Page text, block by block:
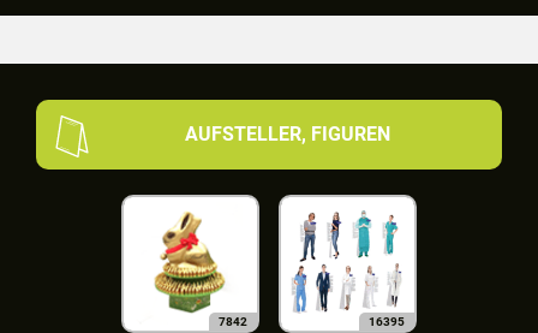
AUFSTELLER, FIGUREN
7842 16395